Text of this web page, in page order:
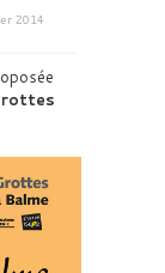
2014